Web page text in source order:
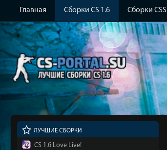
Главная Сборки CS 1.6 Сборки CSS
ЛУЧШИЕ СБОРКИ
CS 1.6 Love Live!